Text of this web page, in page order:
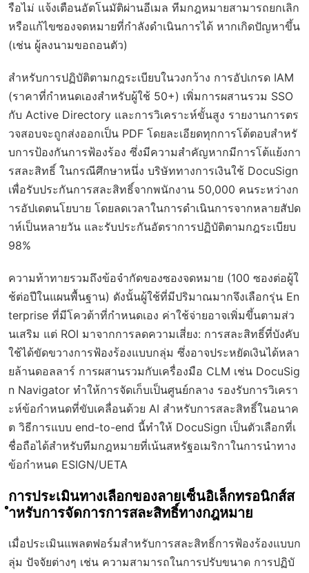
รือไม่ แจ้งเตือนอัตโนมัติผ่านอีเมล ทีมกฎหมายสามารถยกเลิก
หรือแก้ไขซองจดหมายที่กำลังดำเนินการได้ หากเกิดปัญหาขึ้น
(เช่น ผู้ลงนามขอถอนตัว)
สำหรับการปฏิบัติตามกฎระเบียบในวงกว้าง การอัปเกรด IAM
(ราคาที่กำหนดเองสำหรับผู้ใช้ 50+) เพิ่มการผสานรวม SSO
กับ Active Directory และการวิเคราะห์ขั้นสูง รายงานการตร
วจสอบจะถูกส่งออกเป็น PDF โดยละเอียดทุกการโต้ตอบสำหรั
บการป้องกันการฟ้องร้อง ซึ่งมีความสำคัญหากมีการโต้แย้งกา
รสละสิทธิ์ ในกรณีศึกษาหนึ่ง บริษัททางการเงินใช้ DocuSign
เพื่อรับประกันการสละสิทธิ์จากพนักงาน 50,000 คนระหว่างก
ารอัปเดตนโยบาย โดยลดเวลาในการดำเนินการจากหลายสัปด
าห์เป็นหลายวัน และรับประกันอัตราการปฏิบัติตามกฎระเบียบ
98%
ความท้าทายรวมถึงข้อจำกัดของซองจดหมาย (100 ซองต่อผู้ใ
ช้ต่อปีในแผนพื้นฐาน) ดังนั้นผู้ใช้ที่มีปริมาณมากจึงเลือกรุ่น En
terprise ที่มีโควต้าที่กำหนดเอง ค่าใช้จ่ายอาจเพิ่มขึ้นตามส่ว
นเสริม แต่ ROI มาจากการลดความเสี่ยง: การสละสิทธิ์ที่บังคับ
ใช้ได้ขัดขวางการฟ้องร้องแบบกลุ่ม ซึ่งอาจประหยัดเงินได้หลา
ยล้านดอลลาร์ การผสานรวมกับเครื่องมือ CLM เช่น DocuSig
n Navigator ทำให้การจัดเก็บเป็นศูนย์กลาง รองรับการวิเครา
ะห์ข้อกำหนดที่ขับเคลื่อนด้วย AI สำหรับการสละสิทธิ์ในอนาค
ต วิธีการแบบ end-to-end นี้ทำให้ DocuSign เป็นตัวเลือกที่เ
ชื่อถือได้สำหรับทีมกฎหมายที่เน้นสหรัฐอเมริกาในการนำทาง
ข้อกำหนด ESIGN/UETA
การประเมินทางเลือกของลายเซ็นอิเล็กทรอนิกส์ส
ำหรับการจัดการการสละสิทธิ์ทางกฎหมาย
เมื่อประเมินแพลตฟอร์มสำหรับการสละสิทธิ์การฟ้องร้องแบบก
ลุ่ม ปัจจัยต่างๆ เช่น ความสามารถในการปรับขนาด การปฏิบั